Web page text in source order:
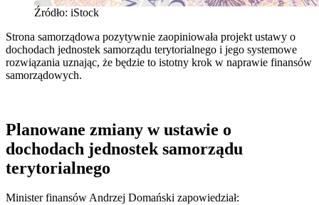
Źródło: iStock
Strona samorządowa pozytywnie zaopiniowała projekt ustawy o
dochodach jednostek samorządu terytorialnego i jego systemowe
rozwiązania uznając, że będzie to istotny krok w naprawie finansów
samorządowych.
Planowane zmiany w ustawie o
dochodach jednostek samorządu
terytorialnego
Minister finansów Andrzej Domański zapowiedział: